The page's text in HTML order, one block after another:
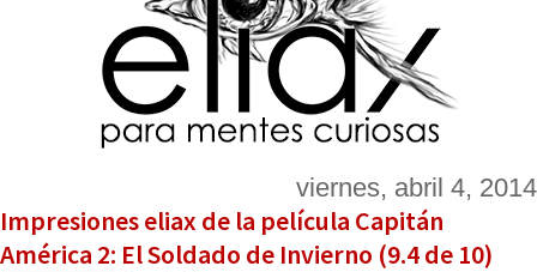
viernes, abril 4, 2014
Impresiones eliax de la película Capitán
América 2: El Soldado de Invierno (9.4 de 10)